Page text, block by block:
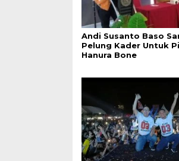
Andi Susanto Baso
Pelung Kader Untuk
Hanura Bone